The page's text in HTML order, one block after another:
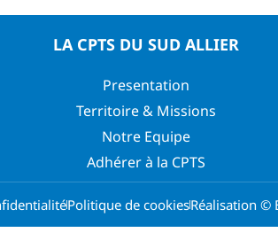
LA CPTS DU SUD ALLIER
Presentation
Territoire & Missions
Notre Equipe
Adhérer à la CPTS
Politique de cookiesRéalisation ©